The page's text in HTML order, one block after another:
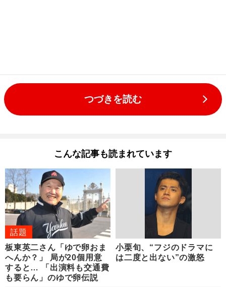
つづきを読む
こんな記事も読まれています
話題
板東英二さん「ゆで卵おま
へんか？」 局が20個用意
すると… 「出演料も交通費
も要らん」のゆで卵伝説
小栗旬、“フジのドラマに
は二度と出ない”の激怒